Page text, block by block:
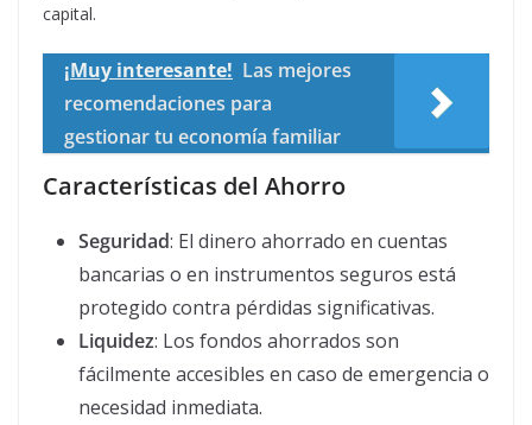
capital.
¡Muy interesante! Las mejores
recomendaciones para
gestionar tu economía familiar
Características del Ahorro
Seguridad: El dinero ahorrado en cuentas
bancarias o en instrumentos seguros está
protegido contra pérdidas significativas.
Liquidez: Los fondos ahorrados son
fácilmente accesibles en caso de emergencia o
necesidad inmediata.